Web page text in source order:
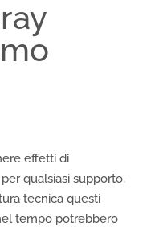
effetti di
qualsiasi supporto,
tecnica questi
tempo potrebbero